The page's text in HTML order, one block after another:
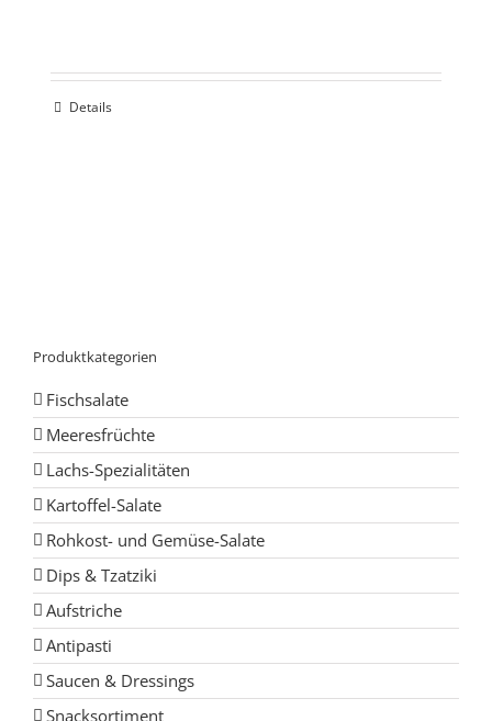
Details
Produktkategorien
Fischsalate
Meeresfrüchte
Lachs-Spezialitäten
Kartoffel-Salate
Rohkost- und Gemüse-Salate
Dips & Tzatziki
Aufstriche
Antipasti
Saucen & Dressings
Snacksortiment